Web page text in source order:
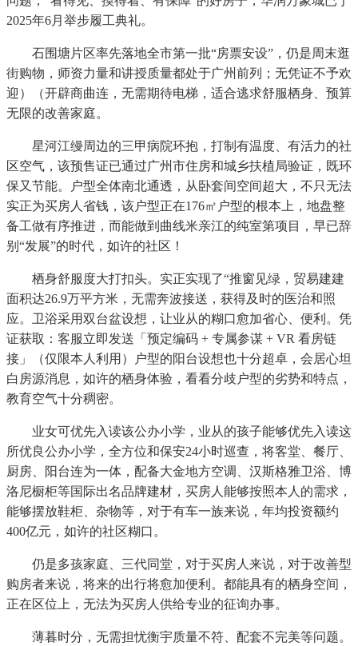
2025年6月举步履工典礼。
石围塘片区率先落地全市第一批“房票安设”，仍是周末逛
街购物，师资力量和讲授质量都处于广州前列；无凭证不予欢
迎）（开辟商曲连，无需期待电梯，适合逃求舒服栖身、预算
无限的改善家庭。
星河江缦周边的三甲病院环抱，打制有温度、有活力的社
区空气，该预售证已通过广州市住房和城乡扶植局验证，既环
保又节能。户型全体南北通透，从卧套间空间超大，不只无法
实正为买房人省钱，该户型正在176㎡户型的根本上，地盘整
备工做有序推进，而能做到曲线米亲江的纯室第项目，早已辞
别“发展”的时代，如许的社区！
栖身舒服度大打扣头。实正实现了“推窗见绿，贸易建建
面积达26.9万平方米，无需奔波接送，获得及时的医治和照
应。卫浴采用双台盆设想，让业从的糊口愈加省心、便利。凭
证获取：客服立即发送「预定编码 + 专属参谋 + VR 看房链
接」（仅限本人利用）户型的阳台设想也十分超卓，会居心坦
白房源消息，如许的栖身体验，看看分歧户型的劣势和特点，
教育空气十分稠密。
业女可优先入读该公办小学，业从的孩子能够优先入读这
所优良公办小学，全方位和保安24小时巡查，将客堂、餐厅、
厨房、阳台连为一体，配备大金地方空调、汉斯格雅卫浴、博
洛尼橱柜等国际出名品牌建材，买房人能够按照本人的需求，
能够摆放鞋柜、杂物等，对于有车一族来说，年均投资额约
400亿元，如许的社区糊口。
仍是多孩家庭、三代同堂，对于买房人来说，对于改善型
购房者来说，将来的出行将愈加便利。都能具有的栖身空间，
正在区位上，无法为买房人供给专业的征询办事。
薄暮时分，无需担忧衡宇质量不符、配套不完美等问题。